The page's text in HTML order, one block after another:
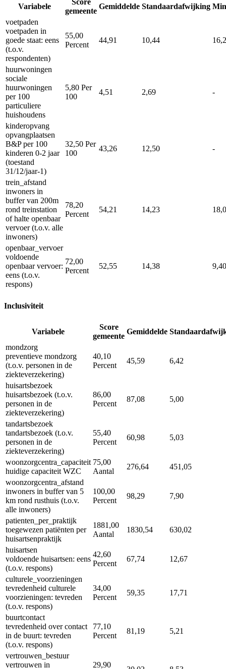
Variabele
Score
gemeente
Gemiddelde Standaardafwijking
voetpaden
voetpaden in
goede staat: eens
(t.o.v.
respondenten)
55,00
Percent
44,91 10,44
huurwoningen
sociale
huurwoningen
per 100
particuliere
huishoudens
5,80 Per
100
4,51 2,69 -
kinderopvang
opvangplaatsen
B&P per 100
kinderen 0-2 jaar
(toestand
31/12/jaar-1)
32,50 Per
100
43,26 12,50 -
trein_afstand
inwoners in
buffer van 200m
rond treinstation
of halte openbaar
vervoer (t.o.v. alle
inwoners)
78,20
Percent
54,21 14,23
openbaar_vervoer
voldoende
openbaar vervoer:
eens (t.o.v.
respons)
72,00
Percent
52,55 14,38 9,40
Inclusiviteit
Variabele
Score
gemeente
Gemiddelde
mondzorg
preventieve mondzorg
(t.o.v. personen in de
ziekteverzekering)
40,10
Percent
45,59 6,42
huisartsbezoek
huisartsbezoek (t.o.v.
personen in de
ziekteverzekering)
86,00
Percent
87,08 5,00
tandartsbezoek
tandartsbezoek (t.o.v.
personen in de
ziekteverzekering)
55,40
Percent
60,98 5,03
woonzorgcentra_capaciteit
huidige capaciteit WZC
75,00
Aantal
276,64
451,05
woonzorgcentra_afstand
inwoners in buffer van 5
km rond rusthuis (t.o.v.
alle inwoners)
100,00
Percent
98,29 7,90
patienten_per_praktijk
toegewezen patiënten per
huisartsenpraktijk
1881,00
Aantal
1830,54 630,02
huisartsen
voldoende huisartsen: eens
(t.o.v. respons)
42,60
Percent
67,74 12,67
culturele_voorzieningen
tevredenheid culturele
voorzieningen: tevreden
(t.o.v. respons)
34,00
Percent
59,35 17,71
buurtcontact
tevredenheid over contact
in de buurt: tevreden
(t.o.v. respons)
77,10
Percent
81,19 5,21
vertrouwen_bestuur
vertrouwen in
29,90